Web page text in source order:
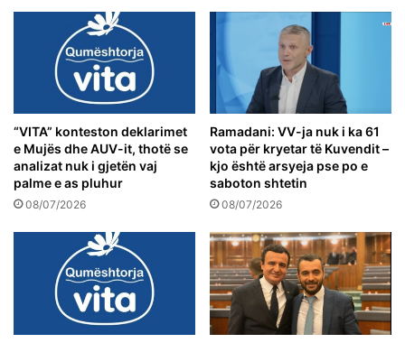
“VITA” konteston deklarimet
e Mujës dhe AUV-it, thotë se
analizat nuk i gjetën vaj
palme e as pluhur
08/07/2026
Ramadani: VV-ja nuk i ka 61
vota për kryetar të Kuvendit –
kjo është arsyeja pse po e
saboton shtetin
08/07/2026